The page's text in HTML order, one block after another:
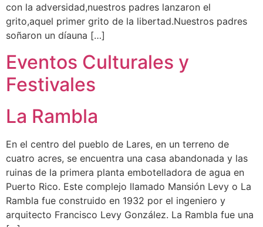
con la adversidad,nuestros padres lanzaron el
grito,aquel primer grito de la libertad.Nuestros padres
soñaron un díauna […]
Eventos Culturales y
Festivales
La Rambla
En el centro del pueblo de Lares, en un terreno de
cuatro acres, se encuentra una casa abandonada y las
ruinas de la primera planta embotelladora de agua en
Puerto Rico. Este complejo llamado Mansión Levy o La
Rambla fue construido en 1932 por el ingeniero y
arquitecto Francisco Levy González. La Rambla fue una